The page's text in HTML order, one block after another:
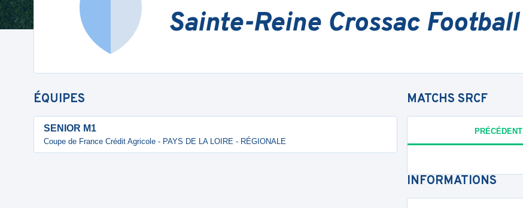
Sainte-Reine Crossac Football
ÉQUIPES
SENIOR M1
Coupe de France Crédit Agricole - PAYS DE LA LOIRE - RÉGIONALE
MATCHS SRCF
PRÉCÉDENT
INFORMATIONS